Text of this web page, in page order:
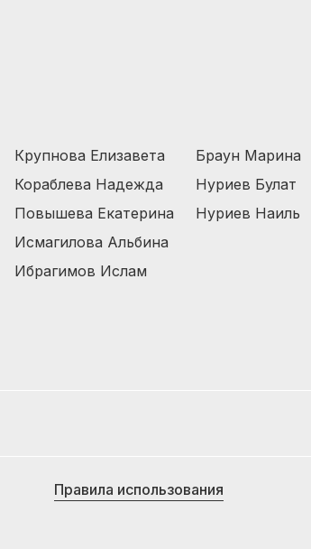
Крупнова Елизавета
Кораблева Надежда
Повышева Екатерина
Исмагилова Альбина
Ибрагимов Ислам
Браун Марина
Нуриев Булат
Нуриев Наиль
Правила использования